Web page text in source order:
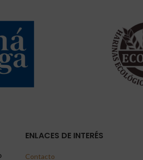
ENLACES DE INTERÉS
Contacto